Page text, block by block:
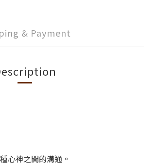
& Payment
心神之間的溝通。